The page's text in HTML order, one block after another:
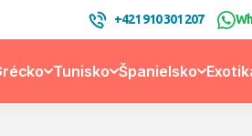
+421 910 301 207
Tunisko Španielsko